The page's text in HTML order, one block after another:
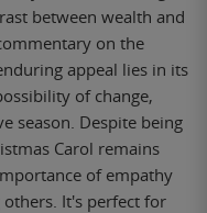
between wealth and
on the
appeal lies in its
of change,
season. Despite being
Carol remains
of empathy
It's perfect for